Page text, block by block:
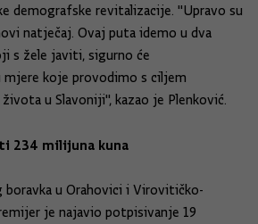
demografske revitalizacije. "Upravo su
natječaj. Ovaj puta idemo u dva
s žele javiti, sigurno će
koje provodimo s ciljem
u Slavoniji", kazao je Plenković.
234 milijuna kuna
boravka u Orahovici i Virovitičko-
je najavio potpisivanje 19